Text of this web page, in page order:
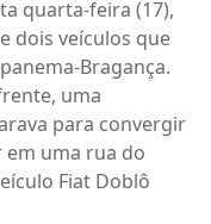
quarta-feira (17),
dois veículos que
Bragança.
uma
para convergir
uma rua do
Fiat Doblô